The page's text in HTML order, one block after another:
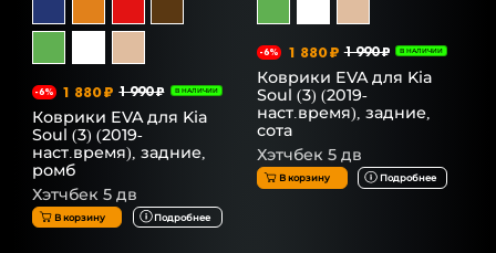
-6% 1 880 ₽ 1 990 ₽ В НАЛИЧИИ
Коврики EVA для Kia
Soul (3) (2019-
наст.время), задние,
ромб
Хэтчбек 5 дв
В корзину Подробнее
-6% 1 880 ₽ 1 990 ₽ В НАЛИЧИИ
Коврики EVA для Kia
Soul (3) (2019-
наст.время), задние,
сота
Хэтчбек 5 дв
В корзину Подробнее